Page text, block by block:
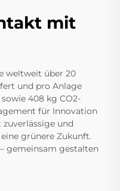
mit
weltweit über 20
und pro Anlage
408 kg CO2-
für Innovation
und
grünere Zukunft.
gemeinsam gestalten